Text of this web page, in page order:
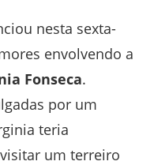
nesta sexta-
envolvendo a
Fonseca.
por um
teria
um terreiro